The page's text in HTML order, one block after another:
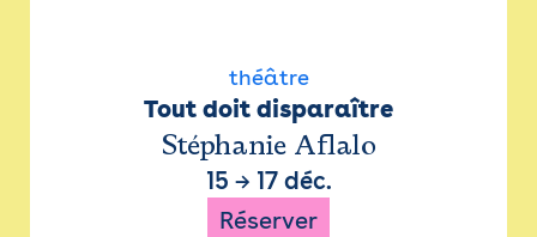
théâtre
Tout doit disparaître
Stéphanie Aflalo
15 → 17 déc.
Réserver